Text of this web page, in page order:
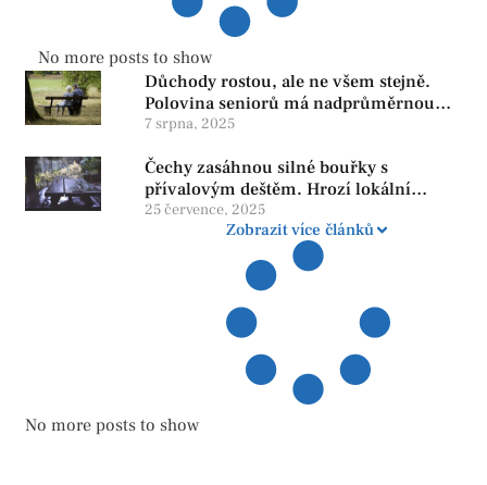
No more posts to show
Důchody rostou, ale ne všem stejně.
Polovina seniorů má nadprůměrnou
penzi, tisíce však žijí pod hranicí
reformy
7 srpna, 2025
Čechy zasáhnou silné bouřky s
přívalovým deštěm. Hrozí lokální
zatopení
25 července, 2025
Zobrazit více článků
No more posts to show